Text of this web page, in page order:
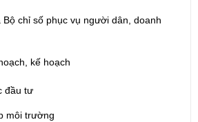
Bộ chỉ số phục vụ người dân, doanh
kế hoạch
đầu tư
môi trường